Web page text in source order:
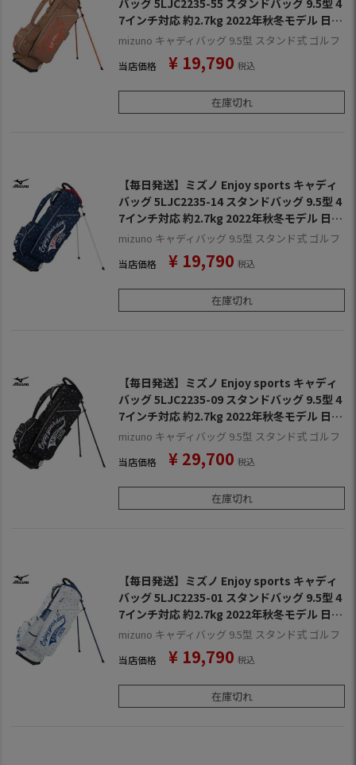
バッグ 5LJC2235-55 スタンドバッグ 9.5型 4
7インチ対応 約2.7kg 2022年秋冬モデル 日本
正規品
mizuno キャディバッグ 9.5型 スタンド式 ゴルフ
当店価格 ¥ 19,790 税込
在庫切れ
【毎日発送】ミズノ Enjoy sports キャディ
バッグ 5LJC2235-14 スタンドバッグ 9.5型 4
7インチ対応 約2.7kg 2022年秋冬モデル 日本
正規品
mizuno キャディバッグ 9.5型 スタンド式 ゴルフ
当店価格 ¥ 19,790 税込
在庫切れ
【毎日発送】ミズノ Enjoy sports キャディ
バッグ 5LJC2235-09 スタンドバッグ 9.5型 4
7インチ対応 約2.7kg 2022年秋冬モデル 日本
正規品
mizuno キャディバッグ 9.5型 スタンド式 ゴルフ
当店価格 ¥ 29,700 税込
在庫切れ
【毎日発送】ミズノ Enjoy sports キャディ
バッグ 5LJC2235-01 スタンドバッグ 9.5型 4
7インチ対応 約2.7kg 2022年秋冬モデル 日本
正規品
mizuno キャディバッグ 9.5型 スタンド式 ゴルフ
当店価格 ¥ 19,790 税込
在庫切れ